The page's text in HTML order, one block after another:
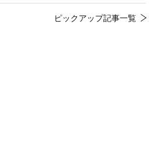
ピックアップ記事一覧